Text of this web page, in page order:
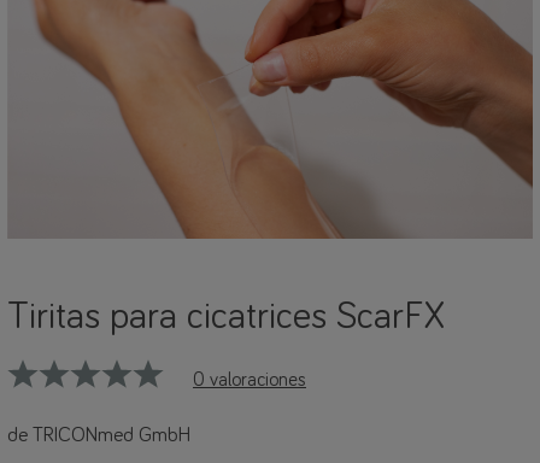
Tiritas para cicatrices ScarFX
0 valoraciones
de TRICONmed GmbH